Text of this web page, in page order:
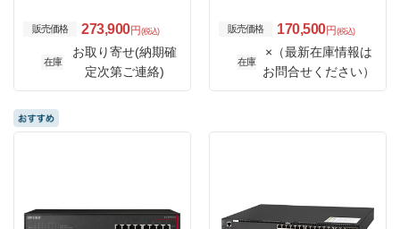
×8、10G SFPスロット×2、
リミテッドライフタイム保
証対象
販売価格 273,900円 (税込)
在庫
お取り寄せ(納期確
定次第ご連絡)
販売価格 170,500円 (税込)
在庫
×（最新在庫情報は
お問合せください）